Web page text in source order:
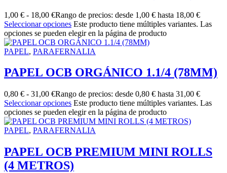
1,00 € - 18,00 €Rango de precios: desde 1,00 € hasta 18,00 €
Seleccionar opciones Este producto tiene múltiples variantes. Las
opciones se pueden elegir en la página de producto
PAPEL, PARAFERNALIA
PAPEL OCB ORGÁNICO 1.1/4 (78MM)
0,80 € - 31,00 €Rango de precios: desde 0,80 € hasta 31,00 €
Seleccionar opciones Este producto tiene múltiples variantes. Las
opciones se pueden elegir en la página de producto
PAPEL, PARAFERNALIA
PAPEL OCB PREMIUM MINI ROLLS
(4 METROS)